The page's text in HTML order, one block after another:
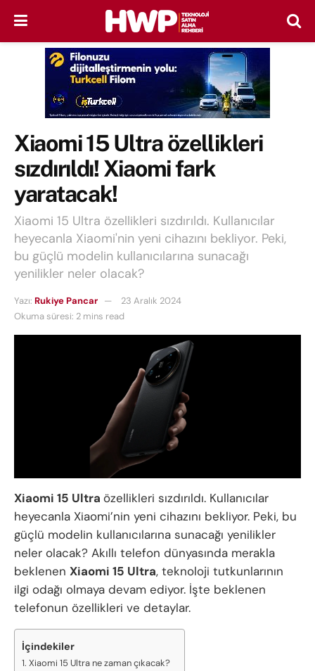
Xiaomi 15 Ultra özellikleri
sızdırıldı! Xiaomi fark
yaratacak!
Xiaomi 15 Ultra özellikleri sızdırıldı. Kullanıcılar
heyecanla Xiaomi'nin yeni cihazını bekliyor. Peki,
bu güçlü modelin kullanıcılarına sunacağı
yenilikler neler olacak?
Yazı: Rukiye Pancar
23 Aralık 2024
Okuma süresi: 2 mins read
Xiaomi 15 Ultra özellikleri sızdırıldı. Kullanıcılar
heyecanla Xiaomi’nin yeni cihazını bekliyor. Peki, bu
güçlü modelin kullanıcılarına sunacağı yenilikler
neler olacak? Akıllı telefon dünyasında merakla
beklenen Xiaomi 15 Ultra, teknoloji tutkunlarının
ilgi odağı olmaya devam ediyor. İşte beklenen
telefonun özellikleri ve detaylar.
İçindekiler
Xiaomi 15 Ultra ne zaman çıkacak?